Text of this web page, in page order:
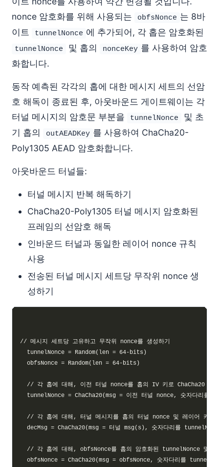
nonce 암호화를 위해 사용되는
obfsNonce 는 8바
이트
tunnelNonce 에 추가되어, 각 홉은 암호화된
tunnelNonce 및 홉의 nonceKey 를 사용하여 암호
화합니다.
동작 예측된 각각의 홉에 대한 메시지 세트의 선암
호 해독이 종료된 후, 아웃바운드 게이트웨이는 각
터널 메시지의 암호문 부분을
tunnelNonce
및 초
기 홉의
outAEADKey 를 사용하여 ChaCha20-
Poly1305 AEAD 암호화합니다.
아웃바운드 터널들:
터널 메시지 반복 해독하기
ChaCha20-Poly1305 터널 메시지 암호화된
프레임의 선암호 해독
인바운드 터널과 동일한 레이어 nonce 규칙
사용
전송된 터널 메시지 세트당 무작위 nonce 생
성하기